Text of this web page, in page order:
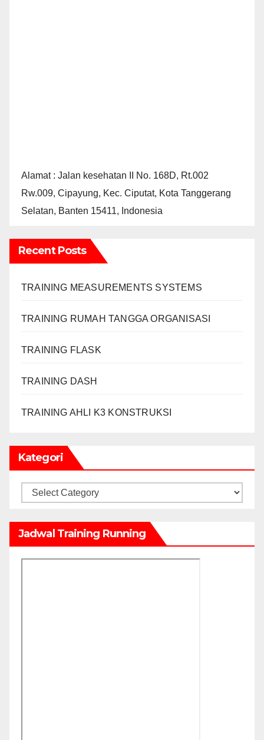
Alamat : Jalan kesehatan II No. 168D, Rt.002
Rw.009, Cipayung, Kec. Ciputat, Kota Tanggerang
Selatan, Banten 15411, Indonesia
Recent Posts
TRAINING MEASUREMENTS SYSTEMS
TRAINING RUMAH TANGGA ORGANISASI
TRAINING FLASK
TRAINING DASH
TRAINING AHLI K3 KONSTRUKSI
Kategori
Kategori
Jadwal Training Running